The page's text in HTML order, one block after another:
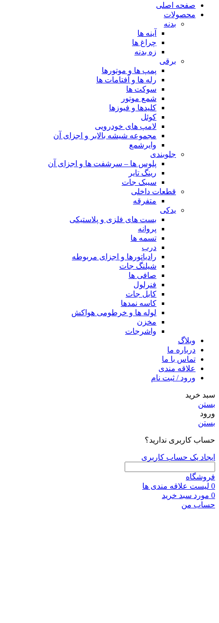
صفحه اصلی
محصولات
بدنه
آینه ها
چراغ ها
زه بدنه
برقی
پمپ ها و موتورها
رله ها و آفتامات ها
سوکت ها
شمع موتور
کلیدها و فیوزها
کوئل
لامپ های خودرویی
مجموعه شیشه بالابر و اجزای آن
وایرشمع
جلوبندی
پلوس ها – سرشفت ها و اجزای آن
رینگ تایر
سیبک جات
قطعات داخلی
متفرقه
یدکی
بست های فلزی و پلاستیکی
پروانه
تسمه ها
درب
رادیاتورها و اجزای مربوطه
شیلنگ جات
صافی ها
فنرلول
کابل جات
کاسه نمدها
لوله ها و خرطومی هواکش
مخزن
واشرجات
وبلاگ
درباره ما
تماس با ما
علاقه مندی
ورود / ثبت نام
سبد خرید
بستن
ورود
بستن
حساب کاربری ندارید؟
ایجاد یک حساب کاربری
فروشگاه
0 لیست علاقه مندی ها
0 مورد سبد خرید
حساب من